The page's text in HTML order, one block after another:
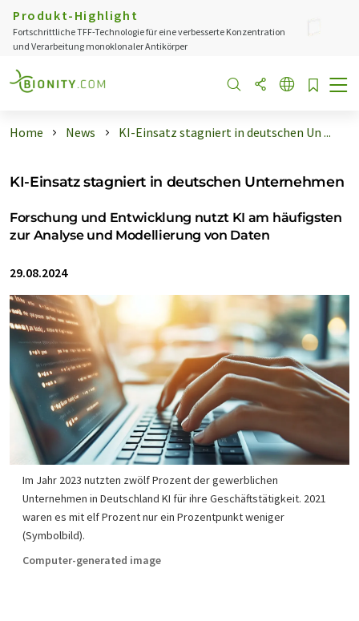
Produkt-Highlight
Fortschrittliche TFF-Technologie für eine verbesserte Konzentration
und Verarbeitung monoklonaler Antikörper
Home News KI-Einsatz stagniert in deutschen Un ...
KI-Einsatz stagniert in deutschen Unternehmen
Forschung und Entwicklung nutzt KI am häufigsten
zur Analyse und Modellierung von Daten
29.08.2024
Im Jahr 2023 nutzten zwölf Prozent der gewerblichen
Unternehmen in Deutschland KI für ihre Geschäftstätigkeit. 2021
waren es mit elf Prozent nur ein Prozentpunkt weniger
(Symbolbild).
Computer-generated image